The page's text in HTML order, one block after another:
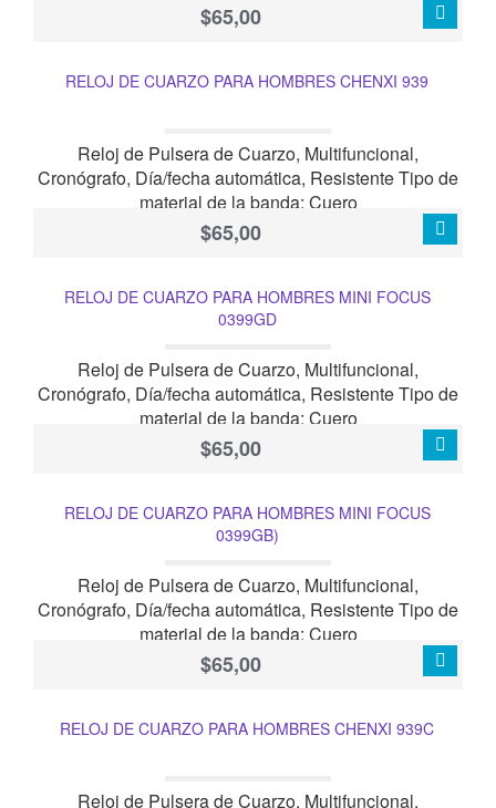
$65,00
RELOJ DE CUARZO PARA HOMBRES CHENXI 939
Reloj de Pulsera de Cuarzo, Multifuncional,
Cronógrafo, Día/fecha automática, Resistente Tipo de
material de la banda: Cuero
$65,00
RELOJ DE CUARZO PARA HOMBRES MINI FOCUS
0399GD
Reloj de Pulsera de Cuarzo, Multifuncional,
Cronógrafo, Día/fecha automática, Resistente Tipo de
material de la banda: Cuero
$65,00
RELOJ DE CUARZO PARA HOMBRES MINI FOCUS
0399GB)
Reloj de Pulsera de Cuarzo, Multifuncional,
Cronógrafo, Día/fecha automática, Resistente Tipo de
material de la banda: Cuero
$65,00
RELOJ DE CUARZO PARA HOMBRES CHENXI 939C
Reloj de Pulsera de Cuarzo, Multifuncional,